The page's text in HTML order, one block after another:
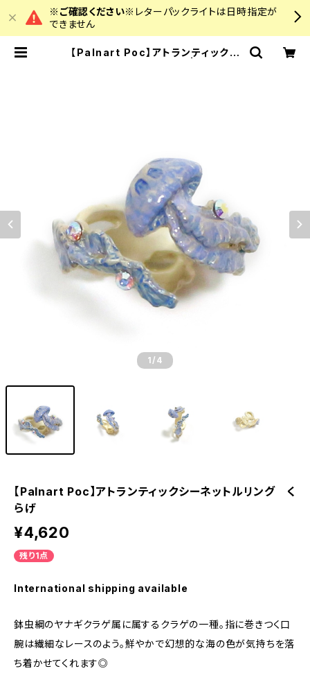
※ご確認ください※ レターパックライトは日時指定が
できません
【Palnart Poc】アトランティックシ
1 /4
【Palnart Poc】アトランティックシーネットルリング く
らげ
¥4,620
残り1点
International shipping available
鉢虫綱のヤナギクラゲ属に属するクラゲの一種。指に巻きつく口
腕は繊細なレースのよう。鮮やかで幻想的な海の色が気持ちを落
ち着かせてくれます◎